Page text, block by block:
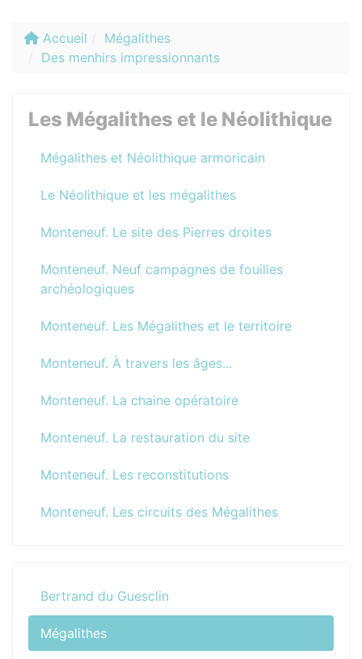
Accueil
Mégalithes
Des menhirs impressionnants
Les Mégalithes et le Néolithique
Mégalithes et Néolithique armoricain
Le Néolithique et les mégalithes
Monteneuf. Le site des Pierres droites
Monteneuf. Neuf campagnes de fouilles
archéologiques
Monteneuf. Les Mégalithes et le territoire
Monteneuf. À travers les âges...
Monteneuf. La chaine opératoire
Monteneuf. La restauration du site
Monteneuf. Les reconstitutions
Monteneuf. Les circuits des Mégalithes
Bertrand du Guesclin
Mégalithes